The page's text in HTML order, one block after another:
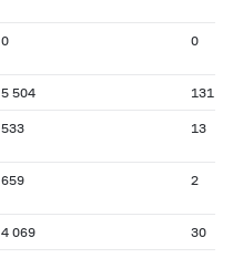
0 0
5 504 131
533 13
659 2
4 069 30